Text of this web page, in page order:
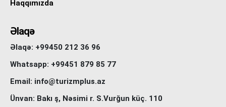
Haqqımızda
Əlaqə
Əlaqə: +99450 212 36 96
Whatsapp: +99451 879 85 77
Email: info@turizmplus.az
Ünvan: Bakı ş, Nəsimi r. S.Vurğun küç. 110